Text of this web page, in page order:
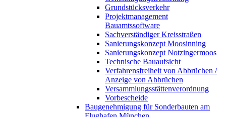
Grundstücksverkehr
Projektmanagement
Bauamtssoftware
Sachverständiger Kreisstraßen
Sanierungskonzept Moosinning
Sanierungskonzept Notzingermoos
Technische Bauaufsicht
Verfahrensfreiheit von Abbrüchen /
Anzeige von Abbrüchen
Versammlungsstättenverordnung
Vorbescheide
Baugenehmigung für Sonderbauten am